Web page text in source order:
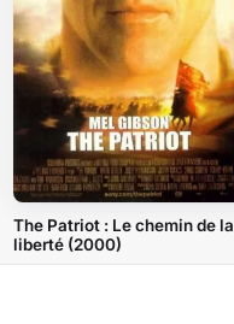
The Patriot : Le chemin de la
liberté (2000)